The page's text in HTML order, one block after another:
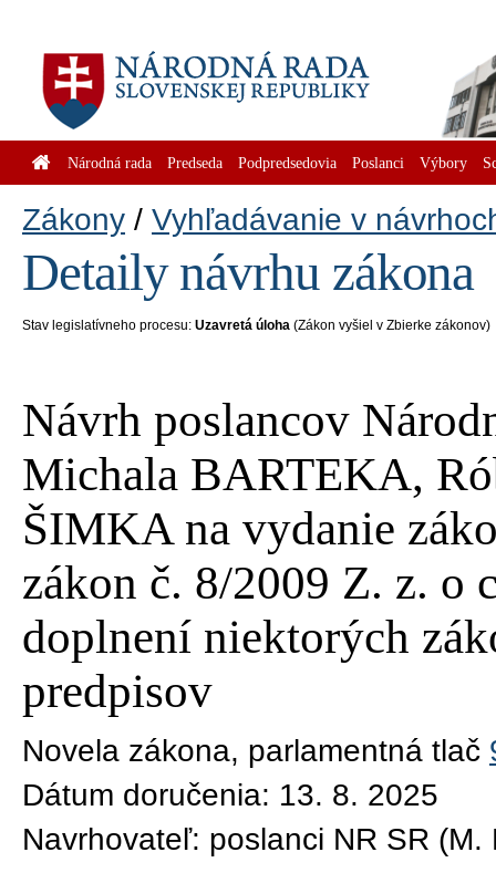
Národná rada Predseda Podpredsedovia Poslanci Výbory
Zákony Vyhľadávanie v
Detaily návrhu zákona
Stav legislatívneho procesu: Uzavretá úloha (Zákon vyšiel v Zbierke zákonov)
Návrh poslancov
Michala BARTEKA,
ŠIMKA na vydanie
zákon č. 8/2009 Z. z. o
doplnení niektorých
predpisov
Novela zákona, parlamentná tlač
Dátum doručenia: 13. 8. 2025
Navrhovateľ: poslanci NR SR